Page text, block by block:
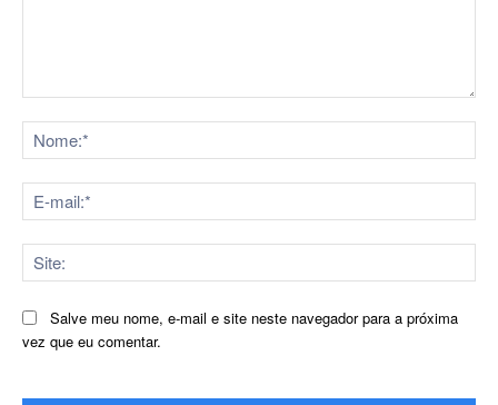
Salve meu nome, e-mail e site neste navegador para a próxima
vez que eu comentar.